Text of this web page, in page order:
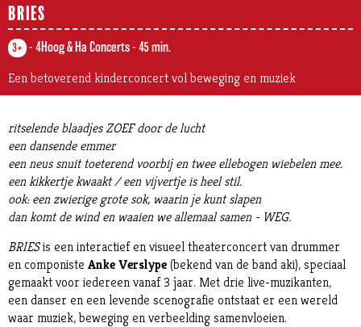
BRIES
3+ - 4Hoog & Ha Concerts- 45 min.
Een betoverend kinderconcert vol beweging en muziek
ritselende blaadjes ZOEF door de lucht
een dansende emmer
een neus snuit toeterend voorbij en twee ellebogen wiebelen mee.
een kikkertje kwaakt / een vijvertje is heel stil.
ook: een zwierige grote sok, waarin je kunt slapen
dan komt de wind en waaien we allemaal samen - WEG.
BRIESis een interactief en visueel theaterconcert van drummer
en componiste Anke Verslype(bekend van de band aki), speciaal
gemaakt voor iedereen vanaf 3 jaar. Met drie live-muzikanten,
een danser en een levende scenografie ontstaat er een wereld
waar muziek, beweging en verbeelding samenvloeien.